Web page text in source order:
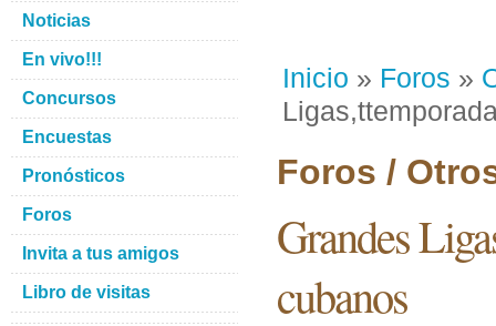
Inicio » Foros »
Foros /
Grandes
cubanos
Noticias
En vivo!!!
Concursos
Encuestas
Pronósticos
Foros
Invita a tus amigos
Libro de visitas